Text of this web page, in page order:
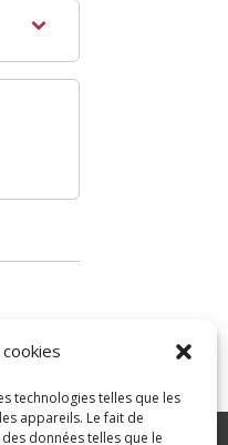
technologies telles que les
appareils. Le fait de
données telles que le